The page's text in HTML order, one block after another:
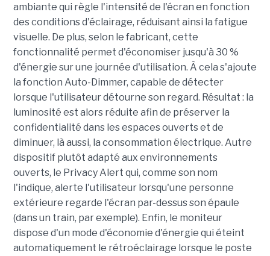
ambiante qui règle l'intensité de l'écran en fonction
des conditions d'éclairage, réduisant ainsi la fatigue
visuelle. De plus, selon le fabricant, cette
fonctionnalité permet d'économiser jusqu'à 30 %
d'énergie sur une journée d'utilisation. À cela s'ajoute
la fonction Auto-Dimmer, capable de détecter
lorsque l'utilisateur détourne son regard. Résultat : la
luminosité est alors réduite afin de préserver la
confidentialité dans les espaces ouverts et de
diminuer, là aussi, la consommation électrique. Autre
dispositif plutôt adapté aux environnements
ouverts, le Privacy Alert qui, comme son nom
l'indique, alerte l'utilisateur lorsqu'une personne
extérieure regarde l'écran par-dessus son épaule
(dans un train, par exemple). Enfin, le moniteur
dispose d'un mode d'économie d'énergie qui éteint
automatiquement le rétroéclairage lorsque le poste